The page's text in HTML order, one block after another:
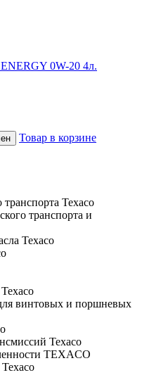
0W-20 4л.
Товар в корзине
Texaco
транспорта и
Texaco
винтовых и поршневых
Texaco
TEXACO